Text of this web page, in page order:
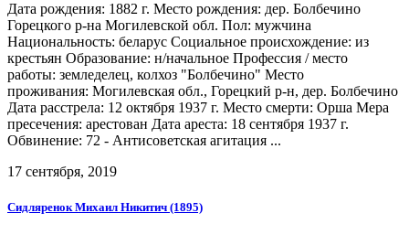
Дата рождения: 1882 г. Место рождения: дер. Болбечино
Горецкого р-на Могилевской обл. Пол: мужчина
Национальность: беларус Социальное происхождение: из
крестьян Образование: н/начальное Профессия / место
работы: земледелец, колхоз "Болбечино" Место
проживания: Могилевская обл., Горецкий р-н, дер. Болбечино
Дата расстрела: 12 октября 1937 г. Место смерти: Орша Мера
пресечения: арестован Дата ареста: 18 сентября 1937 г.
Обвинение: 72 - Антисоветская агитация ...
17 сентября, 2019
Сидляренок Михаил Никитич (1895)